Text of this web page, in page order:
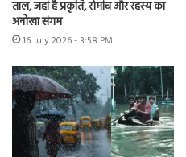
ताल, जहां है प्रकृति, रोमांच और रहस्य का
अनोखा संगम
16 July 2026 - 3:58 PM